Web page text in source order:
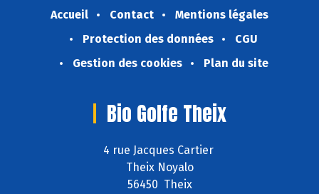
Accueil Contact
Mentions légales
Protection des données
CGU
Gestion des cookies
Plan du site
Bio Golfe Theix
4 rue Jacques Cartier
Theix Noyalo
56450 Theix